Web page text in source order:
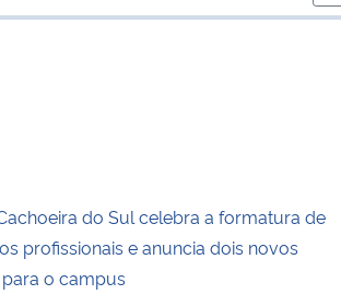
do Sul celebra a formatura de
profissionais e anuncia dois novos
o campus